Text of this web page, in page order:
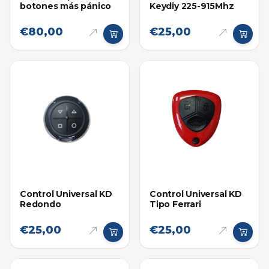
botones más pánico
€80,00
Keydiy 225-915Mhz
€25,00
Control Universal KD
Redondo
€25,00
Control Universal KD
Tipo Ferrari
€25,00